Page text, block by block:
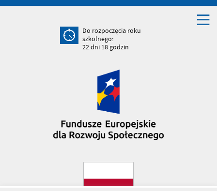
Do rozpoczęcia roku
szkolnego:
22dni 18godzin